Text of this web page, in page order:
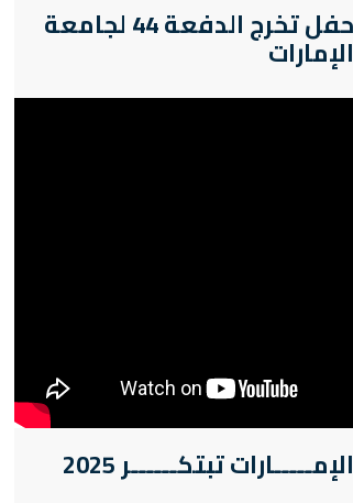
حفل تخرج الدفعة 44 لجامعة
الإمارات
الإمـــــارات تبتكــــــر 2025